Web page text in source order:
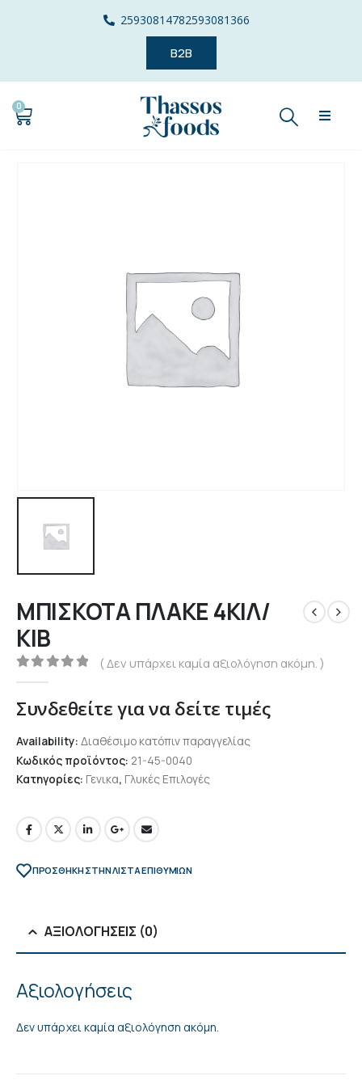
25930814782593081366
B2B
0
ΜΠΙΣΚΟΤA ΠΛΑΚΕ 4ΚΙΛ/
ΚΙΒ
0out of 5
( Δεν υπάρχει καμία αξιολόγηση ακόμη. )
Συνδεθείτε για να δείτε τιμές
Availability: Διαθέσιμο κατόπιν παραγγελίας
Κωδικός προϊόντος: 21-45-0040
Κατηγορίες: Γενικα, Γλυκές Επιλογές
ΠΡΌΣΘΉΚΗ ΣΤΗΝ ΛΊΣΤΑ ΕΠΙΘΥΜΙΏΝ
ΑΞΙΟΛΟΓΉΣΕΙΣ (0)
Αξιολογήσεις
Δεν υπάρχει καμία αξιολόγηση ακόμη.